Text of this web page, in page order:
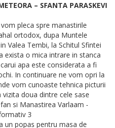
– SFANTA PARASKEVI
pleca spre manastirile
ortodox, dupa Muntele
Valea Tembi, la Schitul Sfintei
exista o mica intrare in stanca
apa este considerata a fi
In continuare ne vom opri la
vom cunoaste tehnica picturii
doua dintre cele sase
si Manastirea Varlaam -
3
un popas pentru masa de